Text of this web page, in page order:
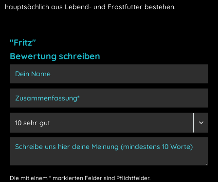
hauptsächlich aus Lebend- und Frostfutter bestehen.
"Fritz"
Bewertung schreiben
Die mit einem * markierten Felder sind Pflichtfelder.